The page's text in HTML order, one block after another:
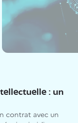
: un
contrat avec un